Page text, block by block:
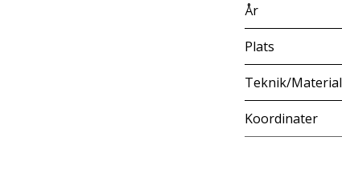
År
Plats
Teknik/Material
Koordinater